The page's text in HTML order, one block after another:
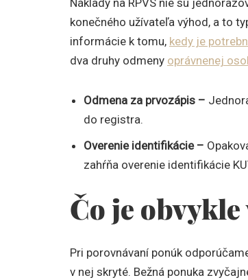
Náklady na RPVS nie sú
konečného užívateľa výhod, a to
informácie k tomu, kedy je
dva druhy odmeny oprávnenej
Odmena za prvozápis –
do registra.
Overenie identifikácie –
zahŕňa overenie identifikácie
Čo je obvykle
Pri porovnávaní ponúk
v nej skryté. Bežná ponuka